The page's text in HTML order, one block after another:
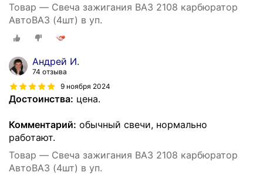
Товар — Свеча зажигания ВАЗ 2108 карбюратор
АвтоВАЗ (4шт) в уп.
Андрей И.
74 отзыва
9 ноября 2024
Достоинства: цена.
Комментарий: обычный свечи, нормально
работают.
Товар — Свеча зажигания ВАЗ 2108 карбюратор
АвтоВАЗ (4шт) в уп.